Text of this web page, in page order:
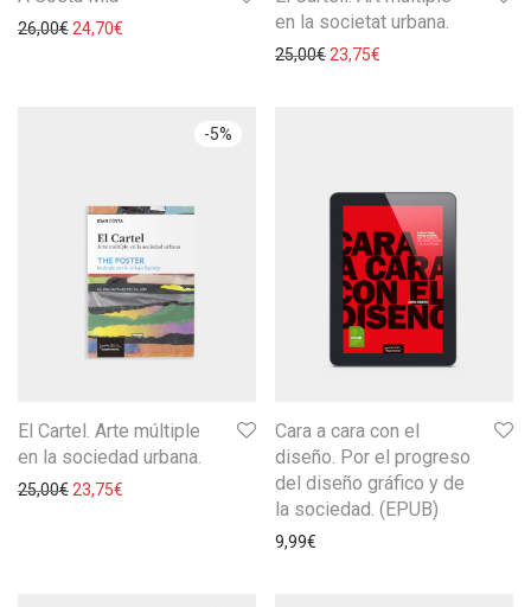
26,00€ 24,70€
en la societat urbana.
25,00€ 23,75€
-5%
El Cartel. Arte múltiple
en la sociedad urbana.
25,00€23,75€
Cara a cara con el
diseño. Por el progreso
del diseño gráfico y de
la sociedad. (EPUB)
9,99€